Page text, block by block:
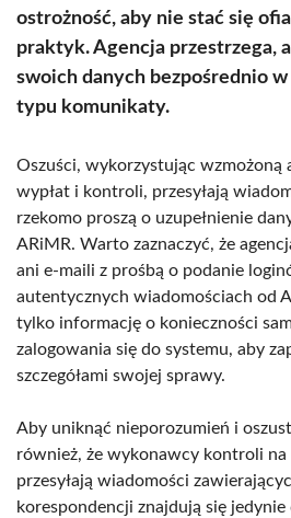
ostrożność, aby nie stać się
praktyk. Agencja przestrzega,
swoich danych bezpośrednio
typu komunikaty.
Oszuści, wykorzystując wzmożoną
wypłat i kontroli, przesyłają
rzekomo proszą o uzupełnienie
ARiMR. Warto zaznaczyć, że
ani e-maili z prośbą o podanie
autentycznych wiadomościach od
tylko informację o konieczności
zalogowania się do systemu, aby
szczegółami swojej sprawy.
Aby uniknąć nieporozumień i
również, że wykonawcy kontroli na
przesyłają wiadomości
korespondencji znajdują się